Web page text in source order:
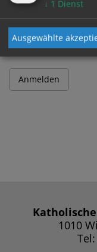
1010
↓ 1 Dienst
Ausgewählte